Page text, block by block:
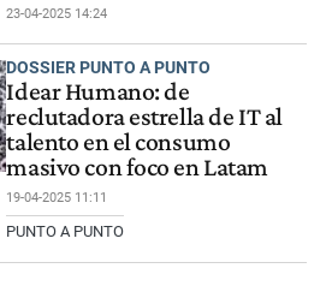
23-04-2025 14:24
DOSSIER PUNTO A PUNTO
Idear Humano: de
reclutadora estrella de IT al
talento en el consumo
masivo con foco en Latam
19-04-2025 11:11
PUNTO A PUNTO